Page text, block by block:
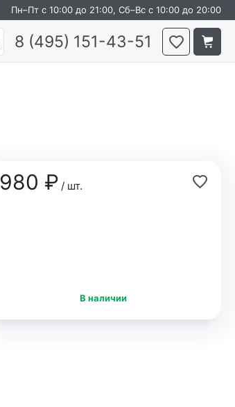
Пн–Пт с 10:00 до 21:00, Сб–Вс с 10:00 до 20:00
8 (495) 151-43-51
980 ₽/ шт.
В наличии